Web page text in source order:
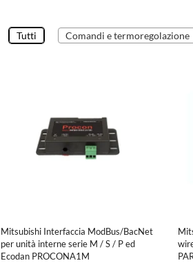
Tutti Comandi e termoregolazione
Mitsubishi Interfaccia ModBus/BacNet
per unità interne serie M / S / P ed
Ecodan PROCONA1M